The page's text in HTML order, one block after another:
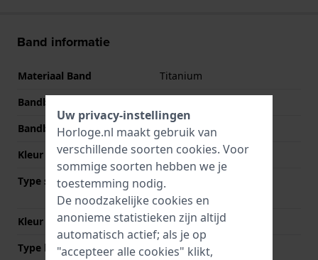
Band informatie
Materiaal Band
Titanium
Bandbreedte
Bandbreedte bij sluiting
18 mm
Kleur Band
Grijs
Type sluiting
Vouwsluiting met
drukknoppen
Kleur sluiting
Grijs
Type bevestiging
Bandpennen
Uw privacy-instellingen
Horloge.nl maakt gebruik van
verschillende soorten cookies. Voor
sommige soorten hebben we je
toestemming nodig.
De noodzakelijke cookies en
anonieme statistieken zijn altijd
automatisch actief; als je op
"accepteer alle cookies" klikt,